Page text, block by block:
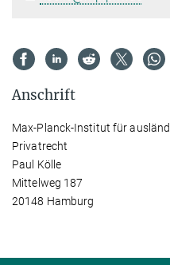
Anschrift
Max-Planck-Institut für
Privatrecht
Paul Kölle
Mittelweg 187
20148 Hamburg